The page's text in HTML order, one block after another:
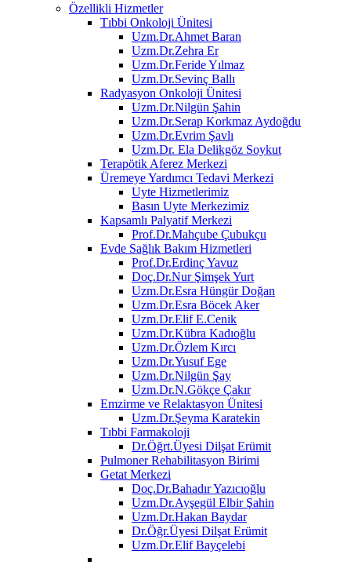
Özellikli Hizmetler
Tıbbi Onkoloji Ünitesi
Uzm.Dr.Ahmet Baran
Uzm.Dr.Zehra Er
Uzm.Dr.Feride Yılmaz
Uzm.Dr.Sevinç Ballı
Radyasyon Onkoloji Ünitesi
Uzm.Dr.Nilgün Şahin
Uzm.Dr.Serap Korkmaz Aydoğdu
Uzm.Dr.Evrim Şavlı
Uzm.Dr. Ela Delikgöz Soykut
Terapötik Aferez Merkezi
Üremeye Yardımcı Tedavi Merkezi
Uyte Hizmetlerimiz
Basın Uyte Merkezimiz
Kapsamlı Palyatif Merkezi
Prof.Dr.Mahçube Çubukçu
Evde Sağlık Bakım Hizmetleri
Prof.Dr.Erdinç Yavuz
Doç.Dr.Nur Şimşek Yurt
Uzm.Dr.Esra Hüngür Doğan
Uzm.Dr.Esra Böcek Aker
Uzm.Dr.Elif E.Cenik
Uzm.Dr.Kübra Kadıoğlu
Uzm.Dr.Özlem Kırcı
Uzm.Dr.Yusuf Ege
Uzm.Dr.Nilgün Şay
Uzm.Dr.N.Gökçe Çakır
Emzirme ve Relaktasyon Ünitesi
Uzm.Dr.Şeyma Karatekin
Tıbbi Farmakoloji
Dr.Öğrt.Üyesi Dilşat Erümit
Pulmoner Rehabilitasyon Birimi
Getat Merkezi
Doç.Dr.Bahadır Yazıcıoğlu
Uzm.Dr.Ayşegül Elbir Şahin
Uzm.Dr.Hakan Baydar
Dr.Öğr.Üyesi Dilşat Erümit
Uzm.Dr.Elif Bayçelebi